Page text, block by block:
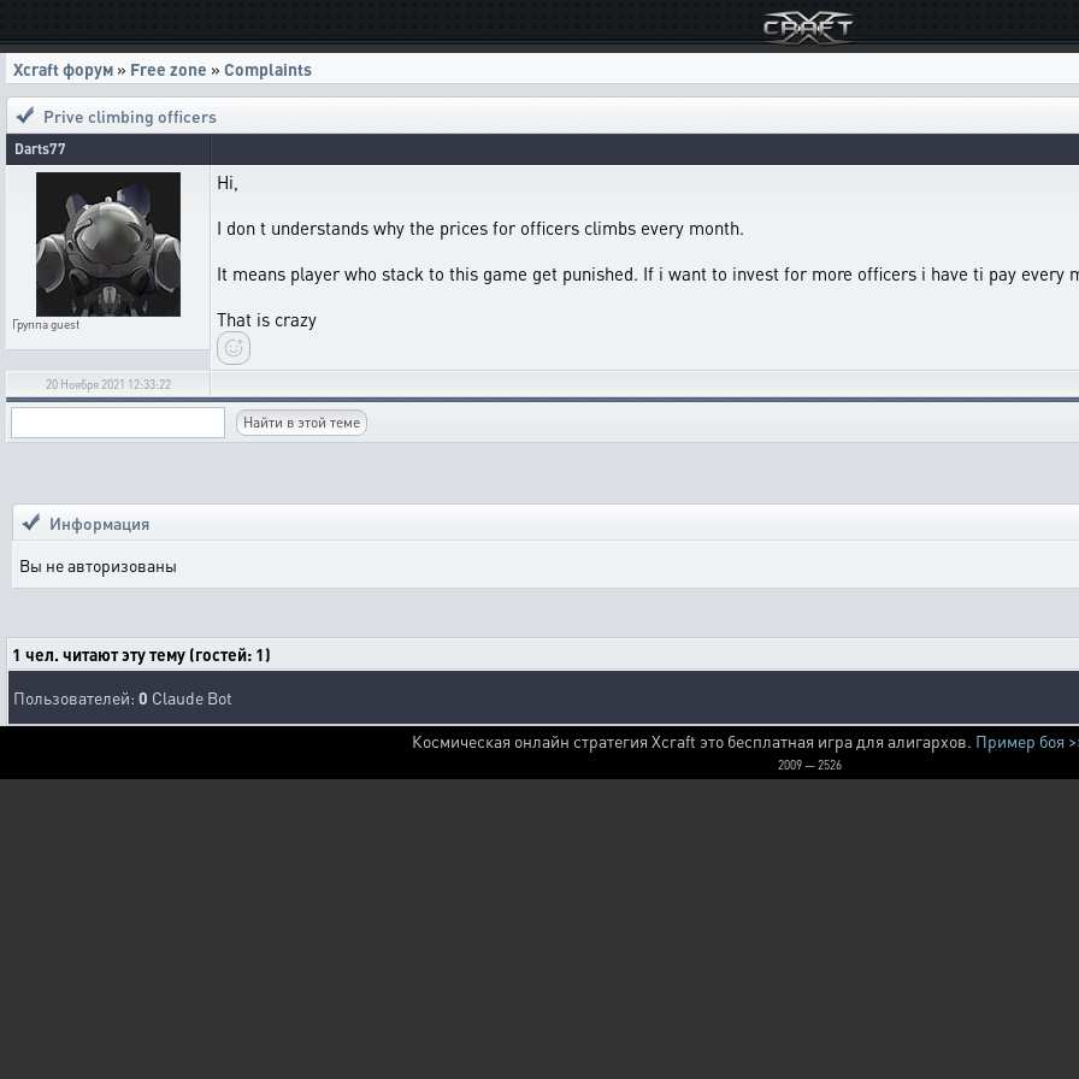
Xcraft форум » Free zone » Complaints
Prive climbing officers
Darts77
Группаguest
Hi,
I don t understands why the prices for officers climbs every month.
It means player who stack to this game get punished. If i want to invest for more officers i have ti pay every
That is crazy
20 Ноября 2021 12:33:22
Информация
Вы не авторизованы
1 чел. читают эту тему (гостей: 1)
Пользователей: 0 Claude Bot
Космическая онлайн стратегия Xcraft это бесплатная игра для алигархов. Пример боя
2009 — 2526